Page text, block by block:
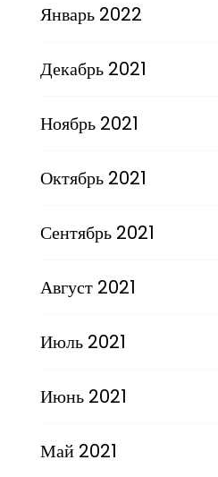
Январь 2022
Декабрь 2021
Ноябрь 2021
Октябрь 2021
Сентябрь 2021
Август 2021
Июль 2021
Июнь 2021
Май 2021